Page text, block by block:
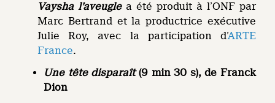
Vaysha l’aveuglea été produit à l’ONF par
Marc Bertrand et la productrice exécutive
Julie Roy, avec la participation d’ARTE
France.
Une tête disparaît(9 min 30 s), de Franck
Dion